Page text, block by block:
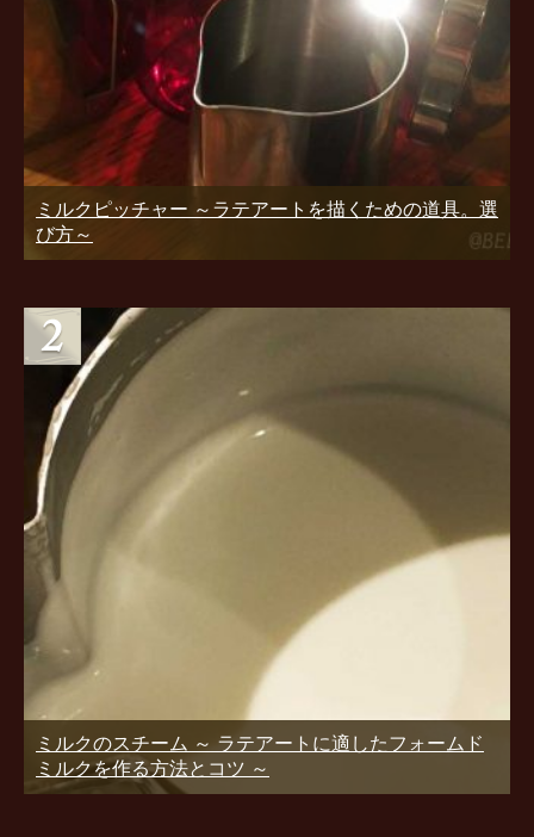
ミルクピッチャー ～ラテアートを描くための道具。選
び方～
ミルクのスチーム ～ ラテアートに適したフォームド
ミルクを作る方法とコツ ～